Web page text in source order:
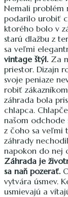
Nemali problém
podarilo urobiť
ktorého bolo v
starú dlažbu z
sa veľmi
vintage štýl. Za
priestor. Dizajn
svoje peniaze
robiť
záhrada bola
chlapca.
našom odchode
z čoho sa veľmi
záhrady
napokon do nej
Záhrada je
sa naň pozerať.
vytvára úsmev.
usmievajú a